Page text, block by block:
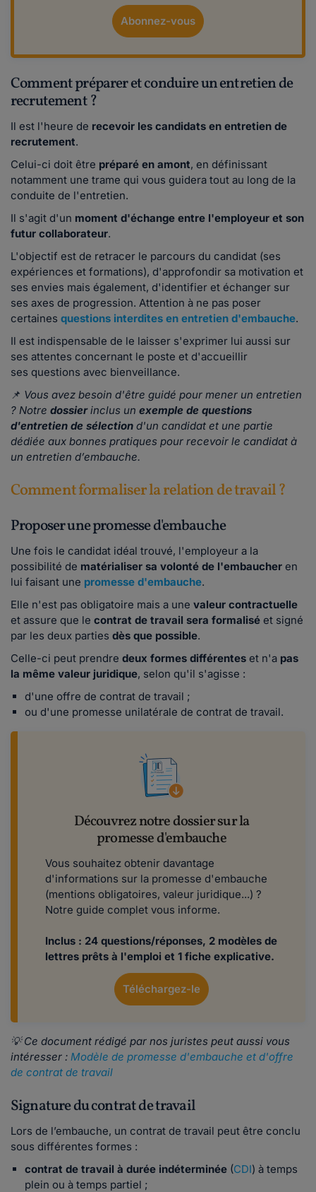
Abonnez-vous
Comment préparer et conduire un entretien de
recrutement ?
Il est l'heure de recevoir les candidats en entretien de
recrutement.
Celui-ci doit être préparé en amont, en définissant
notamment une trame qui vous guidera tout au long de la
conduite de l'entretien.
Il s'agit d'un moment d'échange entre l'employeur et son
futur collaborateur.
L'objectif est de retracer le parcours du candidat (ses
expériences et formations), d'approfondir sa motivation et
ses envies mais également, d'identifier et échanger sur
ses axes de progression. Attention à ne pas poser
certaines questions interdites en entretien d'embauche.
Il est indispensable de le laisser s'exprimer lui aussi sur
ses attentes concernant le poste et d'accueillir
ses questions avec bienveillance.
📌 Vous avez besoin d'être guidé pour mener un entretien
? Notre dossierinclus un exemple de questions
d'entretien de sélection d'un candidat et une partie
dédiée aux bonnes pratiques pour recevoir le candidat à
un entretien d’embauche.
Comment formaliser la relation de travail ?
Proposer une promesse d'embauche
Une fois le candidat idéal trouvé, l'employeur a la
possibilité de matérialiser sa volonté de l'embaucher en
lui faisant une promesse d'embauche.
Elle n'est pas obligatoire mais a une valeur contractuelle
et assure que le contrat de travail sera formalisé et signé
par les deux parties dès que possible.
Celle-ci peut prendre deux formes différentes et n'a pas
la même valeur juridique, selon qu'il s'agisse :
d'une offre de contrat de travail ;
ou d'une promesse unilatérale de contrat de travail.
Découvrez notre dossier sur la
promesse d'embauche
Vous souhaitez obtenir davantage
d'informations sur la promesse d'embauche
(mentions obligatoires, valeur juridique...) ?
Notre guide complet vous informe.
Inclus : 24 questions/réponses, 2 modèles de
lettres prêts à l'emploi et 1 fiche explicative.
Téléchargez-le
💡 Ce document rédigé par nos juristes peut aussi vous
intéresser : Modèle de promesse d'embauche et d'offre
de contrat de travail
Signature du contrat de travail
Lors de l’embauche, un contrat de travail peut être conclu
sous différentes formes :
contrat de travail à durée indéterminée (CDI) à temps
plein ou à temps partiel ;